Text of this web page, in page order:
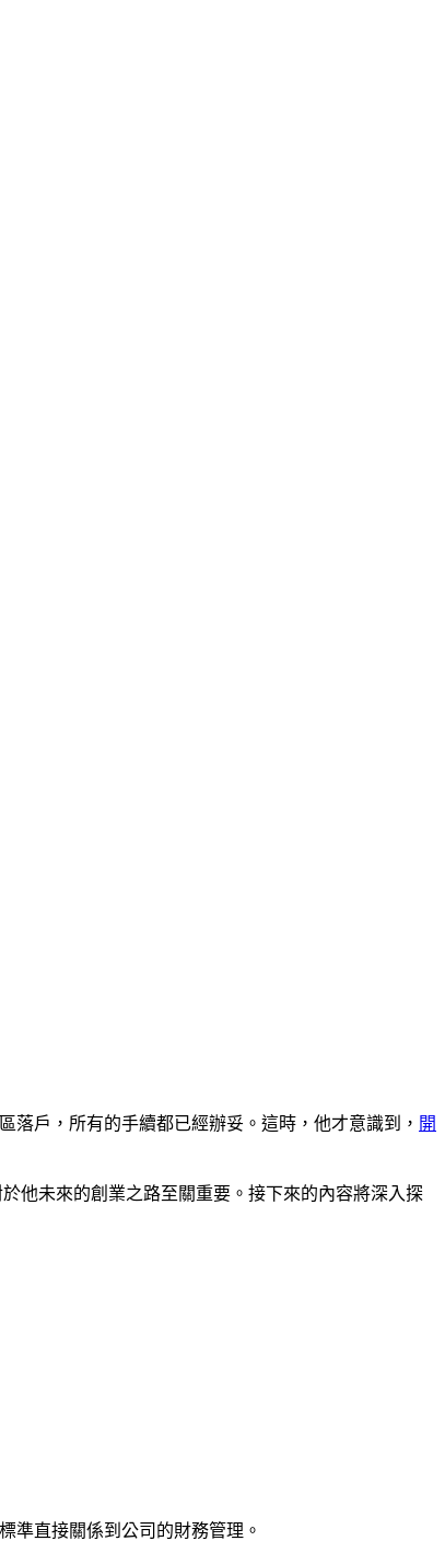
戶，所有的手續都已經辦妥。這時，他才意識到， 開
他未來的創業之路至關重要。接下來的內容將深入探
準直接關係到公司的財務管理。